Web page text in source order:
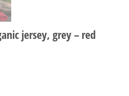
jersey, grey – red